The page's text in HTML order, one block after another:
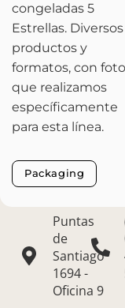
congeladas 5
Estrellas. Diversos
productos y
formatos, con
que realizamos
específicamente
para esta línea.
Packaging
Puntas
de
Santiago
1694 -
Oficina 9